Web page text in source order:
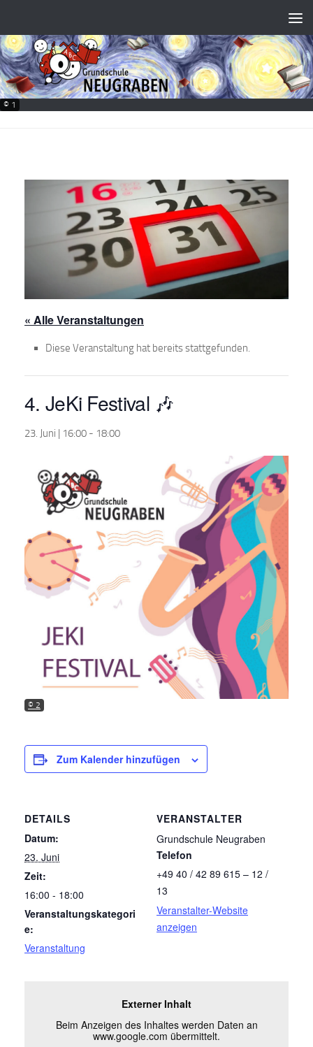
© 1
« Alle Veranstaltungen
Diese Veranstaltung hat bereits stattgefunden.
4. JeKi Festival 🎶
23. Juni | 16:00 - 18:00
© 2
Zum Kalender hinzufügen
DETAILS
Datum:
23. Juni
Zeit:
16:00 - 18:00
Veranstaltungskategori
e:
Veranstaltung
VERANSTALTER
Grundschule Neugraben
Telefon
+49 40 / 42 89 615 – 12 /
13
Veranstalter-Website
anzeigen
Externer Inhalt
Beim Anzeigen des Inhaltes werden Daten an
www.google.com übermittelt.